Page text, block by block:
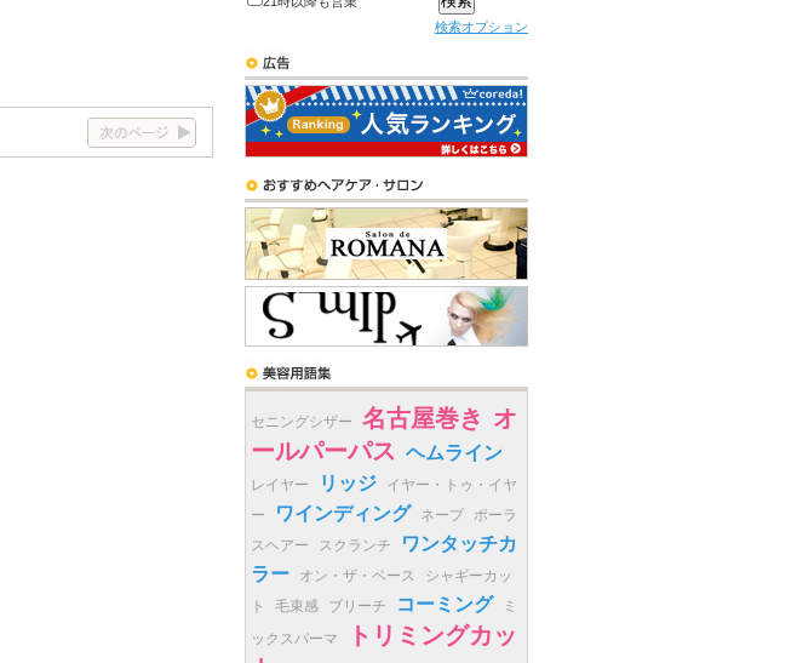
検索オプション
セニングシザー 名古屋巻き オ
ールパーパス ヘムライン
レイヤー リッジ
イヤー・トゥ・イヤ
ー
ワインディング ネープ
ポーラ
スヘアー
スクランチ
ワンタッチカ
ラー
オン・ザ・ベース
シャギーカッ
ト
毛束感 ブリーチ コーミング
ミ
ックスパーマ
トリミングカッ